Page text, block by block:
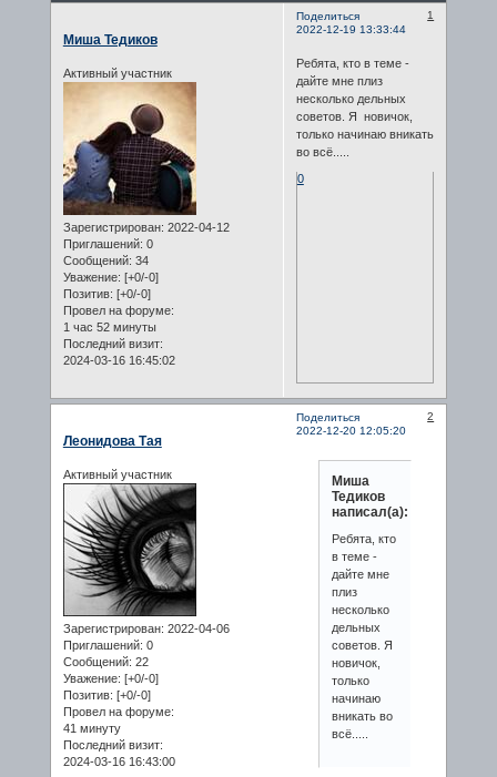
Поделиться
1
2022-12-19 13:33:44
Миша Тедиков
Активный участник
Зарегистрирован: 2022-04-12
Приглашений: 0
Сообщений: 34
Уважение: [+0/-0]
Позитив: [+0/-0]
Провел на форуме:
1 час 52 минуты
Последний визит:
2024-03-16 16:45:02
Ребята, кто в теме -
дайте мне плиз
несколько дельных
советов. Я новичок,
только начинаю вникать
во всё.....
0
Поделиться
2
2022-12-20 12:05:20
Леонидова Тая
Активный участник
Зарегистрирован: 2022-04-06
Приглашений: 0
Сообщений: 22
Уважение: [+0/-0]
Позитив: [+0/-0]
Провел на форуме:
41 минуту
Последний визит:
2024-03-16 16:43:00
Миша
Тедиков
написал(а):
Ребята, кто
в теме -
дайте мне
плиз
несколько
дельных
советов. Я
новичок,
только
начинаю
вникать во
всё.....